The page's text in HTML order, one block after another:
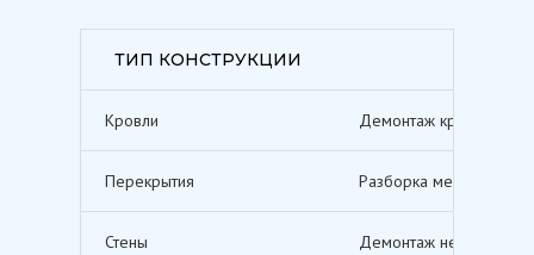
ТИП КОНСТРУКЦИИ
Кровли Демонтаж кровельных
Перекрытия Разборка межэтажных
Стены Демонтаж несущих и